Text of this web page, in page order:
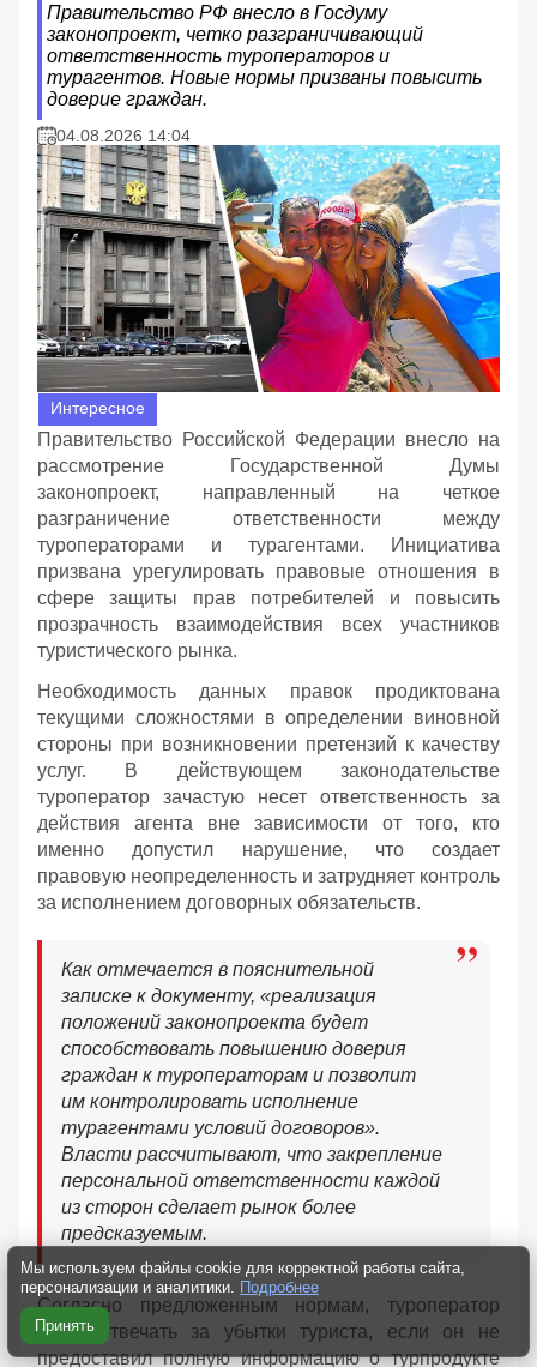
Правительство РФ внесло в Госдуму
законопроект, четко разграничивающий
ответственность туроператоров и
турагентов. Новые нормы призваны повысить
доверие граждан.
04.08.2026 14:04
Интересное
Правительство Российской Федерации внесло на
рассмотрение Государственной Думы
законопроект, направленный на четкое
разграничение ответственности между
туроператорами и турагентами. Инициатива
призвана урегулировать правовые отношения в
сфере защиты прав потребителей и повысить
прозрачность взаимодействия всех участников
туристического рынка.
Необходимость данных правок продиктована
текущими сложностями в определении виновной
стороны при возникновении претензий к качеству
услуг. В действующем законодательстве
туроператор зачастую несет ответственность за
действия агента вне зависимости от того, кто
именно допустил нарушение, что создает
правовую неопределенность и затрудняет контроль
за исполнением договорных обязательств.
Как отмечается в пояснительной
записке к документу, «реализация
положений законопроекта будет
способствовать повышению доверия
граждан к туроператорам и позволит
им контролировать исполнение
турагентами условий договоров».
Власти рассчитывают, что закрепление
персональной ответственности каждой
из сторон сделает рынок более
предсказуемым.
Согласно предложенным нормам, туроператор
будет отвечать за убытки туриста, если он не
предоставил полную информацию о турпродукте
Мы используем файлы cookie для корректной работы сайта,
персонализации и аналитики. Подробнее
Принять